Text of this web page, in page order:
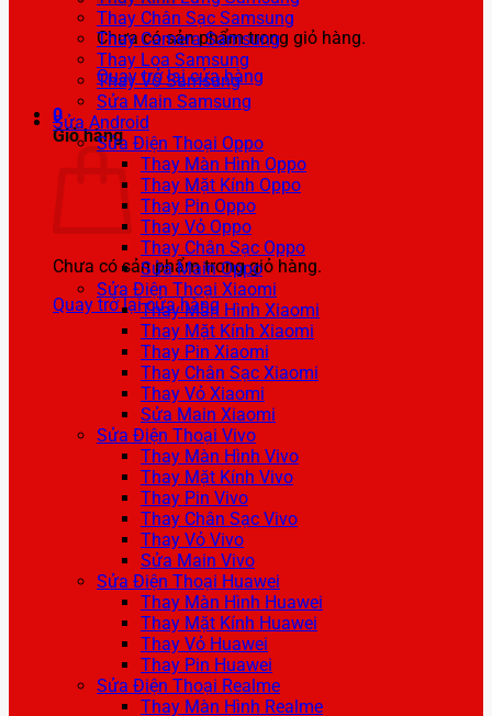
Chưa có sản phẩm trong giỏ hàng.
Quay trở lại cửa hàng
0
Giỏ hàng
Chưa có sản phẩm trong giỏ hàng.
Quay trở lại cửa hàng
Thay Chân Sạc Samsung
Thay Camera Samsung
Thay Loa Samsung
Thay Vỏ Samsung
Sửa Main Samsung
Sửa Android
Sửa Điện Thoại Oppo
Thay Màn Hình Oppo
Thay Mặt Kính Oppo
Thay Pin Oppo
Thay Vỏ Oppo
Thay Chân Sạc Oppo
Sửa Main Oppo
Sửa Điện Thoại Xiaomi
Thay Màn Hình Xiaomi
Thay Mặt Kính Xiaomi
Thay Pin Xiaomi
Thay Chân Sạc Xiaomi
Thay Vỏ Xiaomi
Sửa Main Xiaomi
Sửa Điện Thoại Vivo
Thay Màn Hình Vivo
Thay Mặt Kính Vivo
Thay Pin Vivo
Thay Chân Sạc Vivo
Thay Vỏ Vivo
Sửa Main Vivo
Sửa Điện Thoại Huawei
Thay Màn Hình Huawei
Thay Mặt Kính Huawei
Thay Vỏ Huawei
Thay Pin Huawei
Sửa Điện Thoại Realme
Thay Màn Hình Realme